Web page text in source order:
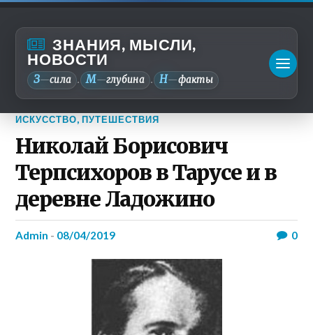
ЗНАНИЯ, МЫСЛИ,
НОВОСТИ
З—сила . М—глубина . Н—факты
ИСКУССТВО,ПУТЕШЕСТВИЯ
Николай Борисович
Терпсихоров в Тарусе и в
деревне Ладожино
admin - 08/04/2019 0